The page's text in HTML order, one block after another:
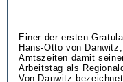
Einer der ersten
Hans-Otto von
Amtszeiten damit
Arbeitstag als
Von Danwitz